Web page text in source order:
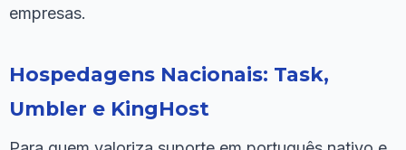
empresas.
Hospedagens Nacionais: Task,
Umbler e KingHost